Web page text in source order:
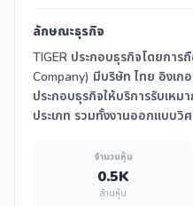
ลักษณะธุรกิจ
TIGER ประกอบธุรกิจโดยกา
Company) มีบริษัท ไทย อิงเก
ประกอบธุรกิจให้บริการรับเหม
ประเภท รวมทั้งงานออกแบบวิ
จำนวนหุ้น
0.5K
ล้านหุ้น